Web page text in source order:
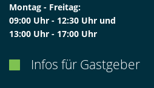
Montag - Freitag:
09:00 Uhr - 12:30 Uhr und
13:00 Uhr - 17:00 Uhr
 Infos für Gastgeber